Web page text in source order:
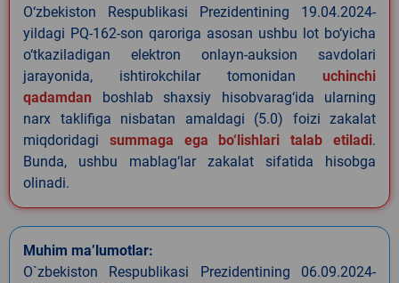
O‘zbekiston Respublikasi Prezidentining 19.04.2024-
yildagi PQ-162-son qaroriga asosan ushbu lot bo‘yicha
o‘tkaziladigan elektron onlayn-auksion savdolari
jarayonida, ishtirokchilar tomonidan uchinchi
qadamdan boshlab shaxsiy hisobvarag‘ida ularning
narx taklifiga nisbatan amaldagi (5.0) foizi zakalat
miqdoridagi summaga ega bo‘lishlari talab etiladi.
Bunda, ushbu mablag‘lar zakalat sifatida hisobga
olinadi.
Muhim ma’lumotlar:
O`zbekiston Respublikasi Prezidentining 06.09.2024-